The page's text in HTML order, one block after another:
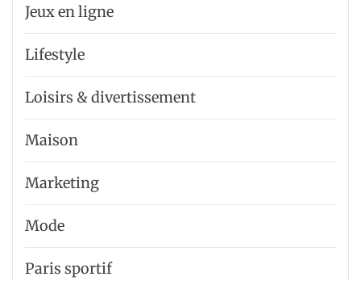
Jeux en ligne
Lifestyle
Loisirs & divertissement
Maison
Marketing
Mode
Paris sportif